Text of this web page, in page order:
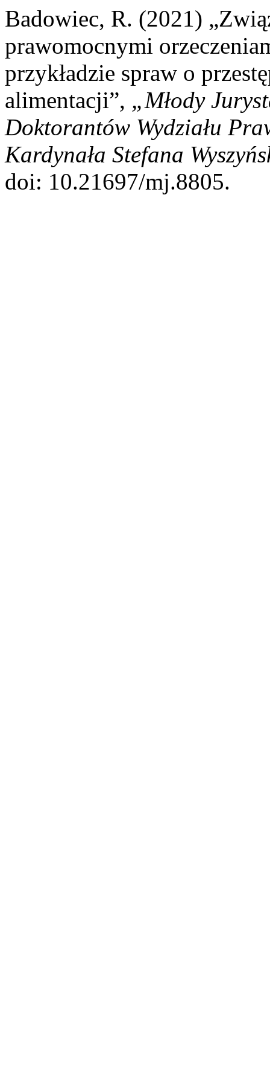
Badowiec, R. (2021)
prawomocnymi
przykładzie spraw o
alimentacji”, „Młody
Doktorantów Wydziału
Kardynała Stefana
doi: 10.21697/mj.8805.